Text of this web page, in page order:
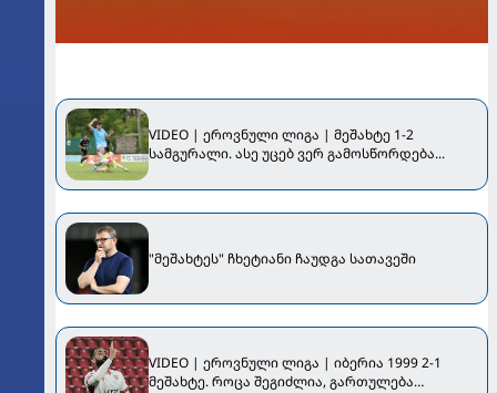
VIDEO | ეროვნული ლიგა | მეშახტე 1-2
სამგურალი. ასე უცებ ვერ გამოსწორდება...
"მეშახტეს" ჩხეტიანი ჩაუდგა სათავეში
VIDEO | ეროვნული ლიგა | იბერია 1999 2-1
მეშახტე. როცა შეგიძლია, გართულება